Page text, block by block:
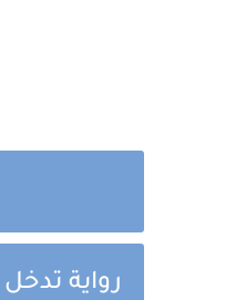
رواية